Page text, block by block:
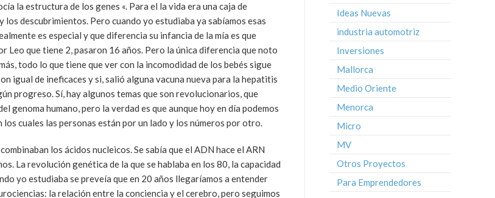
la estructura de los genes «. Para el la vida era una caja de
descubrimientos. Pero cuando yo estudiaba ya sabíamos esas
es especial y que diferencia su infancia de la mía es que
Leo que tiene 2, pasaron 16 años. Pero la única diferencia que noto
todo lo que tiene que ver con la incomodidad de los bebés sigue
igual de ineficaces y si, salió alguna vacuna nueva para la hepatitis
progreso. Sí, hay algunos temas que son revolucionarios, que
humano, pero la verdad es que aunque hoy en día podemos
cuales las personas están por un lado y los números por otro.
los ácidos nucleicos. Se sabía que el ADN hace el ARN
La revolución genética de la que se hablaba en los 80, la capacidad
yo estudiaba se preveía que en 20 años llegaríamos a entender
la relación entre la conciencia y el cerebro, pero seguimos
Ideas Nuevas
industria automotriz
Inversiones
Mallorca
Medio Oriente
Menorca
Micro
MV
Otros Proyectos
Para Emprendedores